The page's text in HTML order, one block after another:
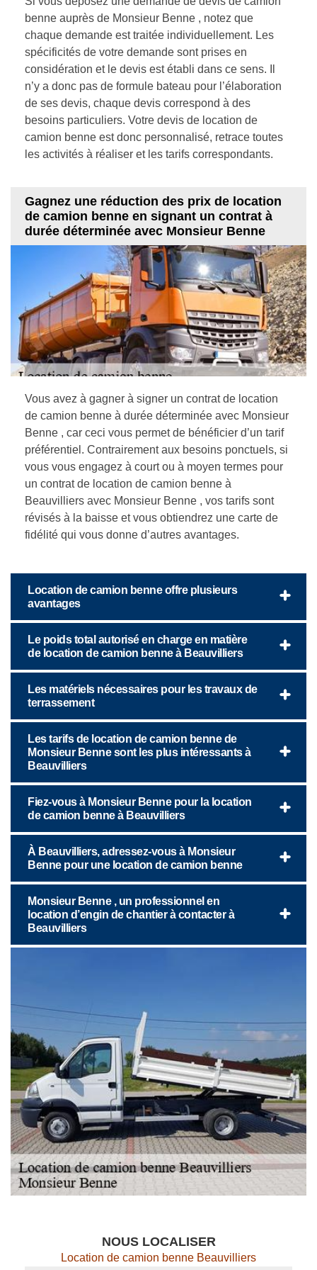
benne auprès de Monsieur Benne , notez que
chaque demande est traitée individuellement. Les
spécificités de votre demande sont prises en
considération et le devis est établi dans ce sens. Il
n’y a donc pas de formule bateau pour l’élaboration
de ses devis, chaque devis correspond à des
besoins particuliers. Votre devis de location de
camion benne est donc personnalisé, retrace toutes
les activités à réaliser et les tarifs correspondants.
Gagnez une réduction des prix de location
de camion benne en signant un contrat à
durée déterminée avec Monsieur Benne
Vous avez à gagner à signer un contrat de location
de camion benne à durée déterminée avec Monsieur
Benne , car ceci vous permet de bénéficier d’un tarif
préférentiel. Contrairement aux besoins ponctuels, si
vous vous engagez à court ou à moyen termes pour
un contrat de location de camion benne à
Beauvilliers avec Monsieur Benne , vos tarifs sont
révisés à la baisse et vous obtiendrez une carte de
fidélité qui vous donne d’autres avantages.
Location de camion benne offre plusieurs
avantages
Le poids total autorisé en charge en matière
de location de camion benne à Beauvilliers
Les matériels nécessaires pour les travaux de
terrassement
Les tarifs de location de camion benne de
Monsieur Benne sont les plus intéressants à
Beauvilliers
Fiez-vous à Monsieur Benne pour la location
de camion benne à Beauvilliers
À Beauvilliers, adressez-vous à Monsieur
Benne pour une location de camion benne
Monsieur Benne , un professionnel en
location d’engin de chantier à contacter à
Beauvilliers
NOUS LOCALISER
Location de camion benne Beauvilliers